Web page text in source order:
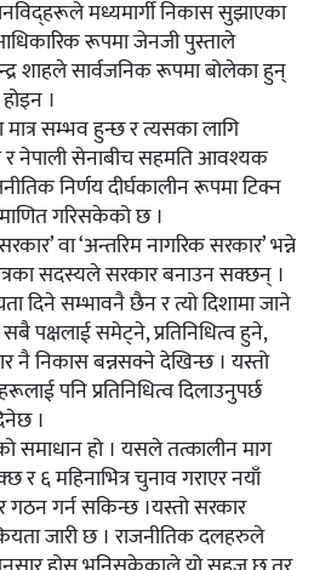
मध्यमार्गी निकास सुझाएका
रूपमा जेनजी पुस्ताले
शाहले सार्वजनिक रूपमा बोलेका हुन्
।
सम्भव हुन्छ र त्यसका लागि
र नेपाली सेनाबीच सहमति आवश्यक
निर्णय दीर्घकालीन रूपमा टिक्न
गरिसकेको छ ।
वा ‘अन्तरिम नागरिक सरकार’ भन्ने
सदस्यले सरकार बनाउन सक्छन् ।
दिने सम्भावनै छैन र त्यो दिशामा जाने
पक्षलाई समेट्ने, प्रतिनिधित्व हुने,
नै निकास बन्नसक्ने देखिन्छ । यस्तो
पनि प्रतिनिधित्व दिलाउनुपर्छ
।
समाधान हो । यसले तत्कालीन माग
६ महिनाभित्र चुनाव गराएर नयाँ
गर्न सकिन्छ ।यस्तो सरकार
जारी छ । राजनीतिक दलहरुले